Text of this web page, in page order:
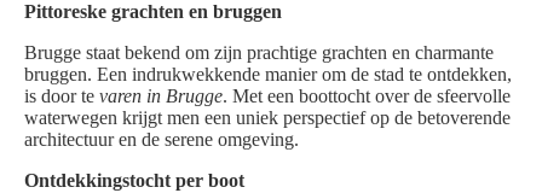
Pittoreske grachten en bruggen
Brugge staat bekend om zijn prachtige grachten en charmante
bruggen. Een indrukwekkende manier om de stad te ontdekken,
is door te varen in Brugge. Met een boottocht over de sfeervolle
waterwegen krijgt men een uniek perspectief op de betoverende
architectuur en de serene omgeving.
Ontdekkingstocht per boot